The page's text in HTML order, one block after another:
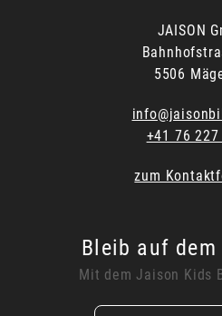
JAISON
5506
+41 76
zum
Bleib auf dem
Mit dem Jaison Kids